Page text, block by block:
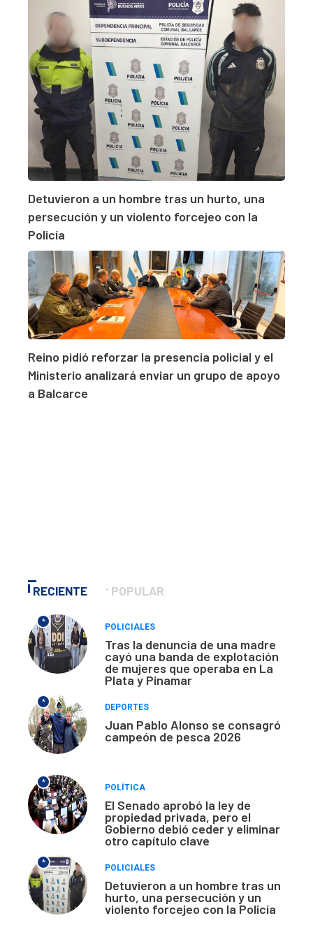
Detuvieron a un hombre tras un hurto, una
persecución y un violento forcejeo con la
Policía
Reino pidió reforzar la presencia policial y el
Ministerio analizará enviar un grupo de apoyo
a Balcarce
RECIENTE POPULAR
*
POLICIALES
Tras la denuncia de una madre
cayó una banda de explotación
de mujeres que operaba en La
Plata y Pinamar
*
DEPORTES
Juan Pablo Alonso se consagró
campeón de pesca 2026
*
POLÍTICA
El Senado aprobó la ley de
propiedad privada, pero el
Gobierno debió ceder y eliminar
otro capítulo clave
*
POLICIALES
Detuvieron a un hombre tras un
hurto, una persecución y un
violento forcejeo con la Policía